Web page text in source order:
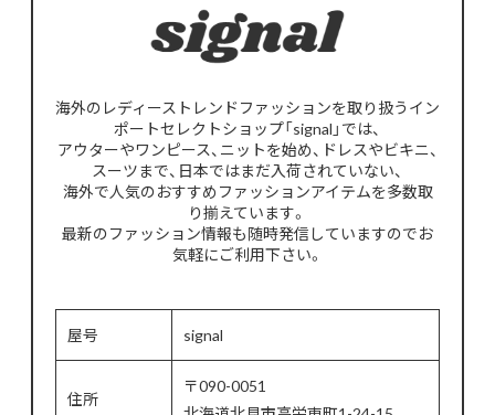
海外のレディーストレンドファッションを取り扱うイン
ポートセレクトショップ「signal」では、
アウターやワンピース、ニットを始め、ドレスやビキニ、
スーツまで、日本ではまだ入荷されていない、
海外で人気のおすすめファッションアイテムを多数取
り揃えています。
最新のファッション情報も随時発信していますのでお
気軽にご利用下さい。
屋号 signal
住所
〒090-0051